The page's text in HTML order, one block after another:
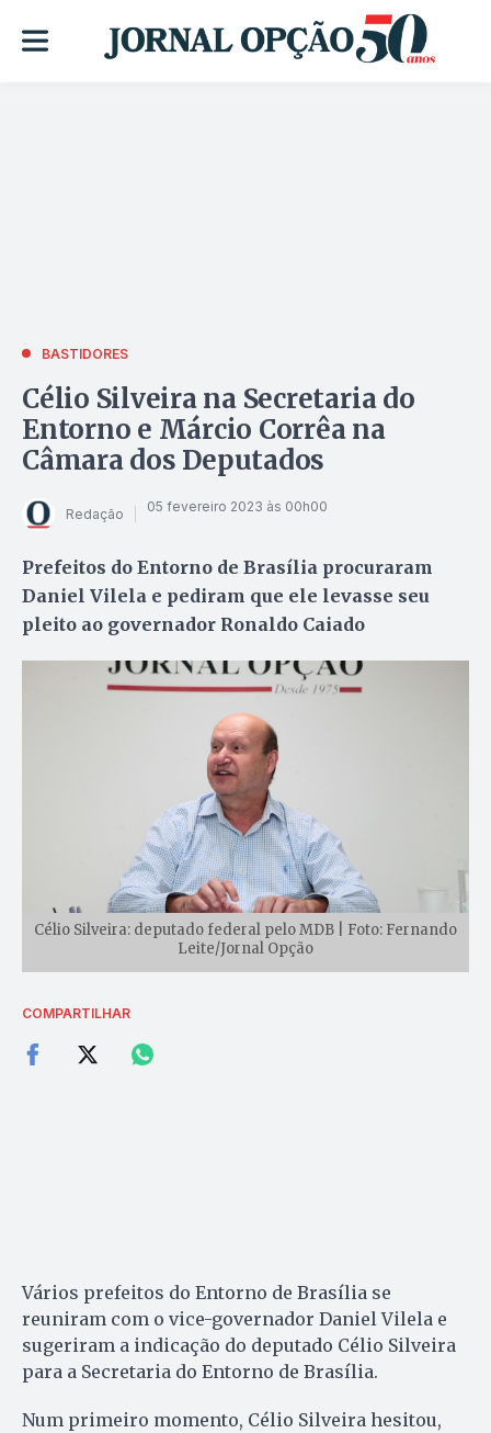
BASTIDORES
Célio Silveira na Secretaria do
Entorno e Márcio Corrêa na
Câmara dos Deputados
Redação 05 fevereiro 2023 às 00h00
Prefeitos do Entorno de Brasília procuraram
Daniel Vilela e pediram que ele levasse seu
pleito ao governador Ronaldo Caiado
Célio Silveira: deputado federal pelo MDB | Foto: Fernando
Leite/Jornal Opção
COMPARTILHAR
Vários prefeitos do Entorno de Brasília se
reuniram com o vice-governador Daniel Vilela e
sugeriram a indicação do deputado Célio Silveira
para a Secretaria do Entorno de Brasília.
Num primeiro momento, Célio Silveira hesitou,